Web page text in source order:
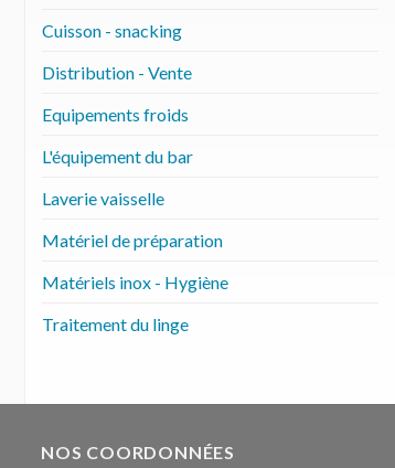
Cuisson - snacking
Distribution - Vente
Equipements froids
L'équipement du bar
Laverie vaisselle
Matériel de préparation
Matériels inox - Hygiène
Traitement du linge
NOS COORDONNÉES